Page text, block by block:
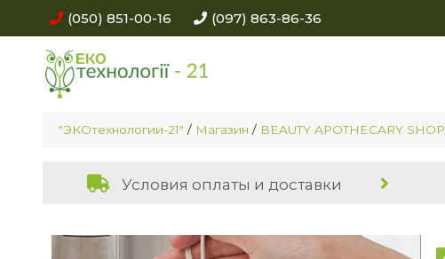
(050) 851-00-16 (097) 863-86-36
"ЭКОтехнологии-21" / Магазин / BEAUTY APOTHECARY SHOP
Условия оплаты и доставки